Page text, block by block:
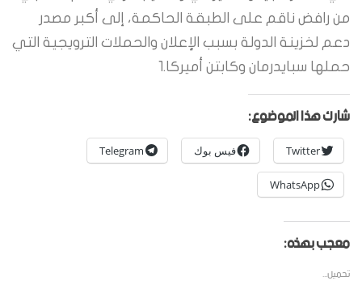
من رافض ناقم على الطبقة الحاكمة، إلى أكبر مصدر
دعم لخزينة الدولة بسبب الإعلان والحملات الترويجية التي
حملها سبايدرمان وكابتن أميركا.1
شارك هذا الموضوع:
Twitter فيس بوك Telegram
WhatsApp
معجب بهذه:
تحميل...